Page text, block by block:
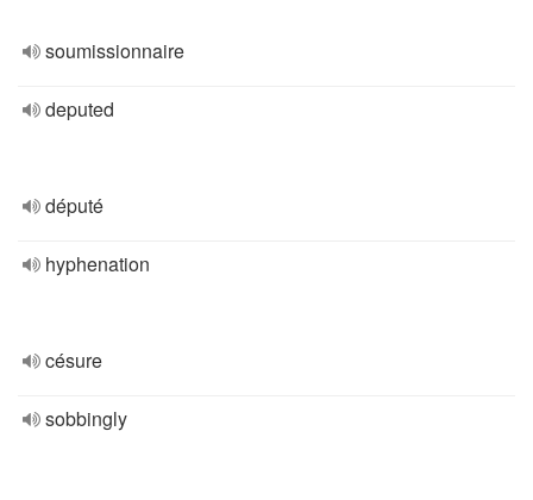
soumissionnaire
deputed
député
hyphenation
césure
sobbingly